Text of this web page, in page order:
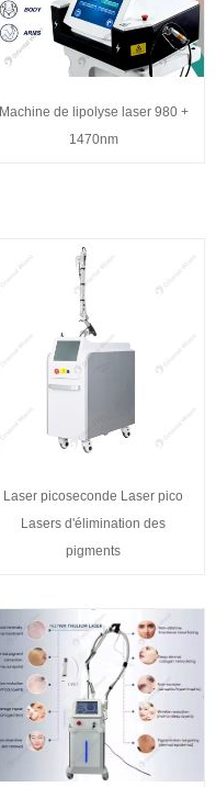
Machine de lipolyse laser 980 +
1470nm
Laser picoseconde Laser pico
Lasers d'élimination des
pigments